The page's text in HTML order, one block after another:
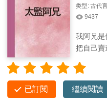
类型: 古代
9437
我阿兄是
把自己賣
頭不去賣，反倒把繼承香火的
指尖泛白。 而阿兄，頭也不回
了個太監哥哥。 * 【短篇】【
已訂閱 繼續閱讀